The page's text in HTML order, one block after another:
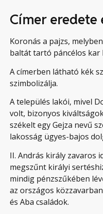
Címer eredete
Koronás a pajzs,
baltát tartó páncélos kar
A címerben látható kék
szimbolizálja.
A település lakói, mivel
volt, bizonyos
székelt egy Gejza nevű
lakosság ügyes-bajos
II. András király zavaros
megszűnt királyi
mindig pénzszűkében
az országos
és Aba családok.